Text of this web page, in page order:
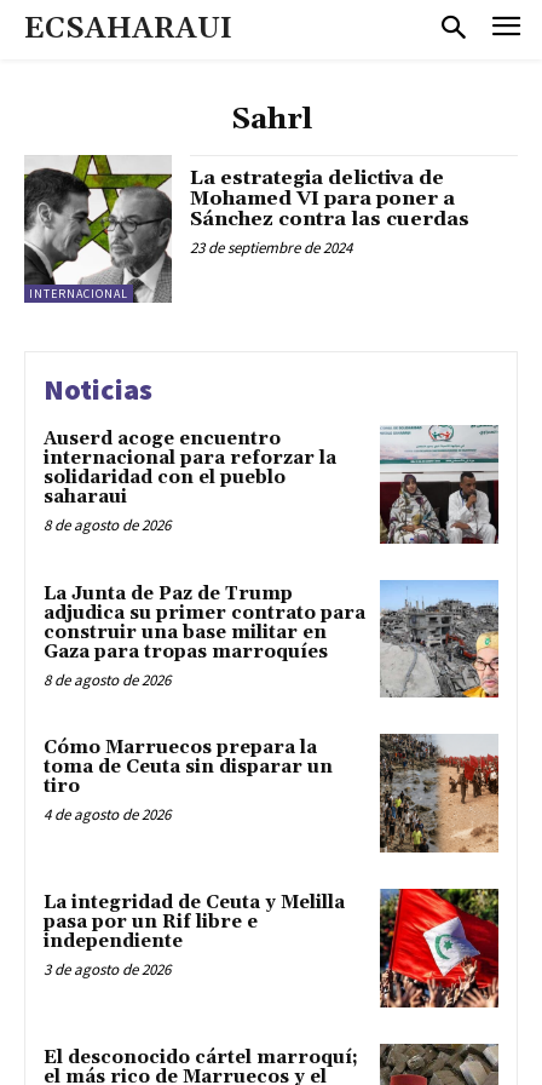
ECSAHARAUI
Sahrl
INTERNACIONAL
La estrategia delictiva de
Mohamed VI para poner a
Sánchez contra las cuerdas
23 de septiembre de 2024
Noticias
Auserd acoge encuentro
internacional para reforzar la
solidaridad con el pueblo
saharaui
8 de agosto de 2026
La Junta de Paz de Trump
adjudica su primer contrato para
construir una base militar en
Gaza para tropas marroquíes
8 de agosto de 2026
Cómo Marruecos prepara la
toma de Ceuta sin disparar un
tiro
4 de agosto de 2026
La integridad de Ceuta y Melilla
pasa por un Rif libre e
independiente
3 de agosto de 2026
El desconocido cártel marroquí;
el más rico de Marruecos y el